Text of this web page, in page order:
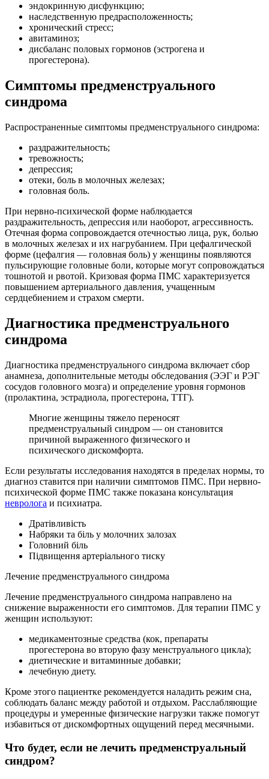
эндокринную дисфункцию;
наследственную предрасположенность;
хронический стресс;
авитаминоз;
дисбаланс половых гормонов (эстрогена и
прогестерона).
Симптомы предменструального
синдрома
Распространенные симптомы предменструального синдрома:
раздражительность;
тревожность;
депрессия;
отеки, боль в молочных железах;
головная боль.
При нервно-психической форме наблюдается
раздражительность, депрессия или наоборот, агрессивность.
Отечная форма сопровождается отечностью лица, рук, болью
в молочных железах и их нагрубанием. При цефалгической
форме (цефалгия — головная боль) у женщины появляются
пульсирующие головные боли, которые могут сопровождаться
тошнотой и рвотой. Кризовая форма ПМС характеризуется
повышением артериального давления, учащенным
сердцебиением и страхом смерти.
Диагностика предменструального
синдрома
Диагностика предменструального синдрома включает сбор
анамнеза, дополнительные методы обследования (ЭЭГ и РЭГ
сосудов головного мозга) и определение уровня гормонов
(пролактина, эстрадиола, прогестерона, ТТГ).
Многие женщины тяжело переносят
предменструальный синдром — он становится
причиной выраженного физического и
психического дискомфорта.
Если результаты исследования находятся в пределах нормы, то
диагноз ставится при наличии симптомов ПМС. При нервно-
психической форме ПМС также показана консультация
невролога и психиатра.
Дратівливість
Набряки та біль у молочних залозах
Головний біль
Підвищення артеріального тиску
Лечение предменструального синдрома
Лечение предменструального синдрома направлено на
снижение выраженности его симптомов. Для терапии ПМС у
женщин используют:
медикаментозные средства (кок, препараты
прогестерона во вторую фазу менструального цикла);
диетические и витаминные добавки;
лечебную диету.
Кроме этого пациентке рекомендуется наладить режим сна,
соблюдать баланс между работой и отдыхом. Расслабляющие
процедуры и умеренные физические нагрузки также помогут
избавиться от дискомфортных ощущений перед месячными.
Что будет, если не лечить предменструальный
синдром?